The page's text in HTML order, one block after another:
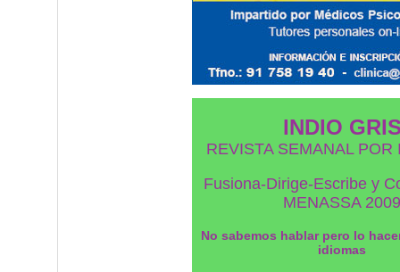
INDIO
REVISTA SEMANAL POR
Fusiona-Dirige-Escribe y
MENASSA 2009
No sabemos hablar pero lo
idiomas